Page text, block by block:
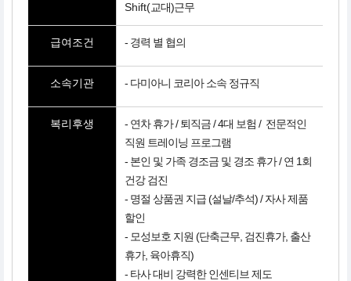
Shift(교대)근무
급여조건 - 경력 별 협의
소속기관 - 다미아니 코리아 소속 정규직
복리후생
- 연차 휴가 / 퇴직금 / 4대 보험 / 전문적인
직원 트레이닝 프로그램
- 본인 및 가족 경조금 및 경조 휴가 / 연 1회
건강 검진
- 명절 상품권 지급 (설날/추석) / 자사 제품
할인
- 모성보호 지원 (단축근무, 검진휴가, 출산
휴가, 육아휴직)
- 타사 대비 강력한 인센티브 제도